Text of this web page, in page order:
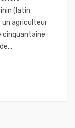
(latin
un agriculteur
cinquantaine